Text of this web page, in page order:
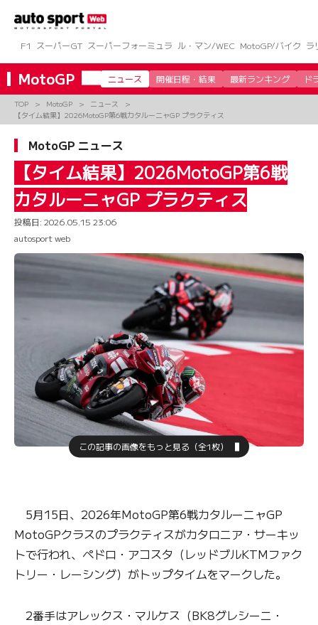
ツ
へ
ス
キ
プ
F1 スーパーGT スーパーフォーミュラ ル・マン/WEC MotoGP/バイク ラ
MotoGP ニュース 開催日程・結果 最新ランキング ド
TOP MotoGP
ニュース
【タイム結果】2026MotoGP第6戦カタルーニャGP プラクティス
MotoGP ニュース
【タイム結果】2026MotoGP第6戦
カタルーニャGP プラクティス
投稿日: 2026.05.15 23:06
autosport web
この記事の画像をもっと見る（全1枚）
5月15日、2026年MotoGP第6戦カタルーニャGP
MotoGPクラスのプラクティスがカタロニア・サーキッ
トで行われ、ペドロ・アコスタ（レッドブルKTMファク
トリー・レーシング）がトップタイムをマークした。
2番手はアレックス・マルケス（BK8グレシーニ・